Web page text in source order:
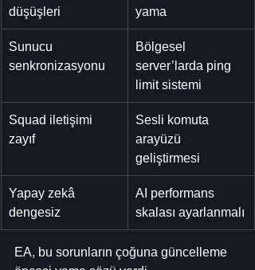
düşüşleri
yama
Sunucu
senkronizasyonu
Bölgesel
server’larda ping
limit sistemi
Squad iletişimi
zayıf
Sesli komuta
arayüzü
geliştirmesi
Yapay zekâ
dengesiz
AI performans
skalası ayarlanmalı
EA, bu sorunların çoğuna güncelleme